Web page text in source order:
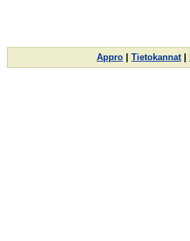
Appro Tietokannat|